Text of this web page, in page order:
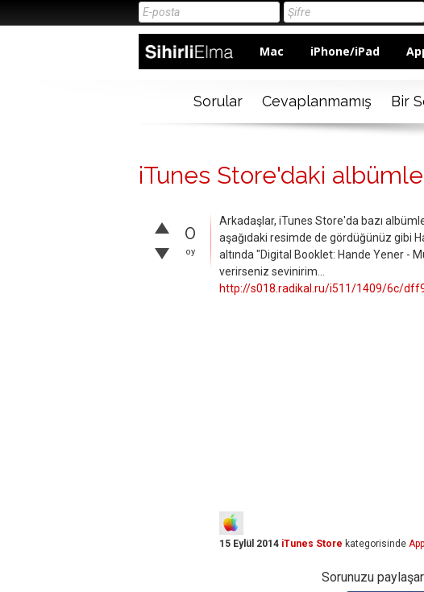
Mac iPhone/iPad
Sorular Cevaplanmamış Bir
iTunes Store'daki
0
oy
Arkadaşlar, iTunes Store'da bazı
aşağıdaki resimde de gördüğünüz gibi
altında "Digital Booklet: Hande Yener -
verirseniz sevinirim...
http://s018.radikal.ru/i511/1409/6c/
15 Eylül 2014 iTunes Store kategorisinde
Sorunuzu